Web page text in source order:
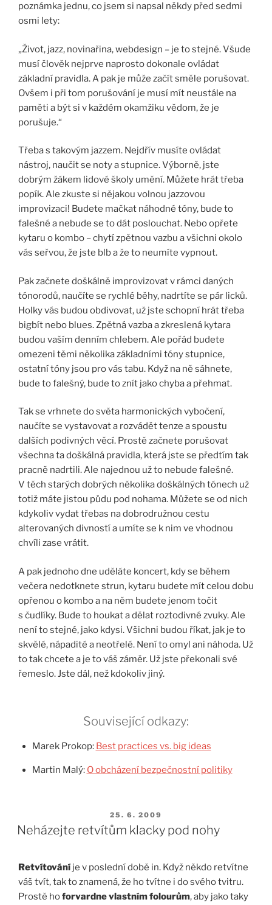
poznámka jednu, co jsem si napsal někdy před sedmi
osmi lety:
„Život, jazz, novinařina, webdesign – je to stejné. Všude
musí člověk nejprve naprosto dokonale ovládat
základní pravidla. A pak je může začít směle porušovat.
Ovšem i při tom porušování je musí mít neustále na
paměti a být si v každém okamžiku vědom, že je
porušuje.“
Třeba s takovým jazzem. Nejdřív musíte ovládat
nástroj, naučit se noty a stupnice. Výborně, jste
dobrým žákem lidové školy umění. Můžete hrát třeba
popík. Ale zkuste si nějakou volnou jazzovou
improvizaci! Budete mačkat náhodné tóny, bude to
falešné a nebude se to dát poslouchat. Nebo opřete
kytaru o kombo – chytí zpětnou vazbu a všichni okolo
vás seřvou, že jste blb a že to neumíte vypnout.
Pak začnete doškálně improvizovat v rámci daných
tónorodů, naučíte se rychlé běhy, nadrtíte se pár licků.
Holky vás budou obdivovat, už jste schopní hrát třeba
bigbít nebo blues. Zpětná vazba a zkreslená kytara
budou vaším denním chlebem. Ale pořád budete
omezeni těmi několika základními tóny stupnice,
ostatní tóny jsou pro vás tabu. Když na ně sáhnete,
bude to falešný, bude to znít jako chyba a přehmat.
Tak se vrhnete do světa harmonických vybočení,
naučíte se vystavovat a rozvádět tenze a spoustu
dalších podivných věcí. Prostě začnete porušovat
všechna ta doškálná pravidla, která jste se předtím tak
pracně nadrtili. Ale najednou už to nebude falešné.
V těch starých dobrých několika doškálných tónech už
totiž máte jistou půdu pod nohama. Můžete se od nich
kdykoliv vydat třebas na dobrodružnou cestu
alterovaných divností a umíte se k nim ve vhodnou
chvíli zase vrátit.
A pak jednoho dne uděláte koncert, kdy se během
večera nedotknete strun, kytaru budete mít celou dobu
opřenou o kombo a na něm budete jenom točit
s čudlíky. Bude to houkat a dělat roztodivné zvuky. Ale
není to stejné, jako kdysi. Všichni budou říkat, jak je to
skvělé, nápadité a neotřelé. Není to omyl ani náhoda. Už
to tak chcete a je to váš záměr. Už jste překonali své
řemeslo. Jste dál, než kdokoliv jiný.
Související odkazy:
Marek Prokop: Best practices vs. big ideas
Martin Malý: O obcházení bezpečnostní politiky
PUBLIKOVÁNO
25. 6. 2009
Neházejte retvítům klacky pod nohy
Retvítování je v poslední době in. Když někdo retvítne
váš tvít, tak to znamená, že ho tvítne i do svého tvitru.
Prostě hoforvardne vlastním folourům, aby jako taky